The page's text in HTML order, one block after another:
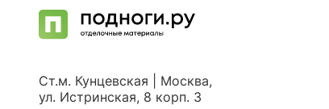
Ст.м. Кунцевская | Москва,
ул. Истринская, 8 корп. 3